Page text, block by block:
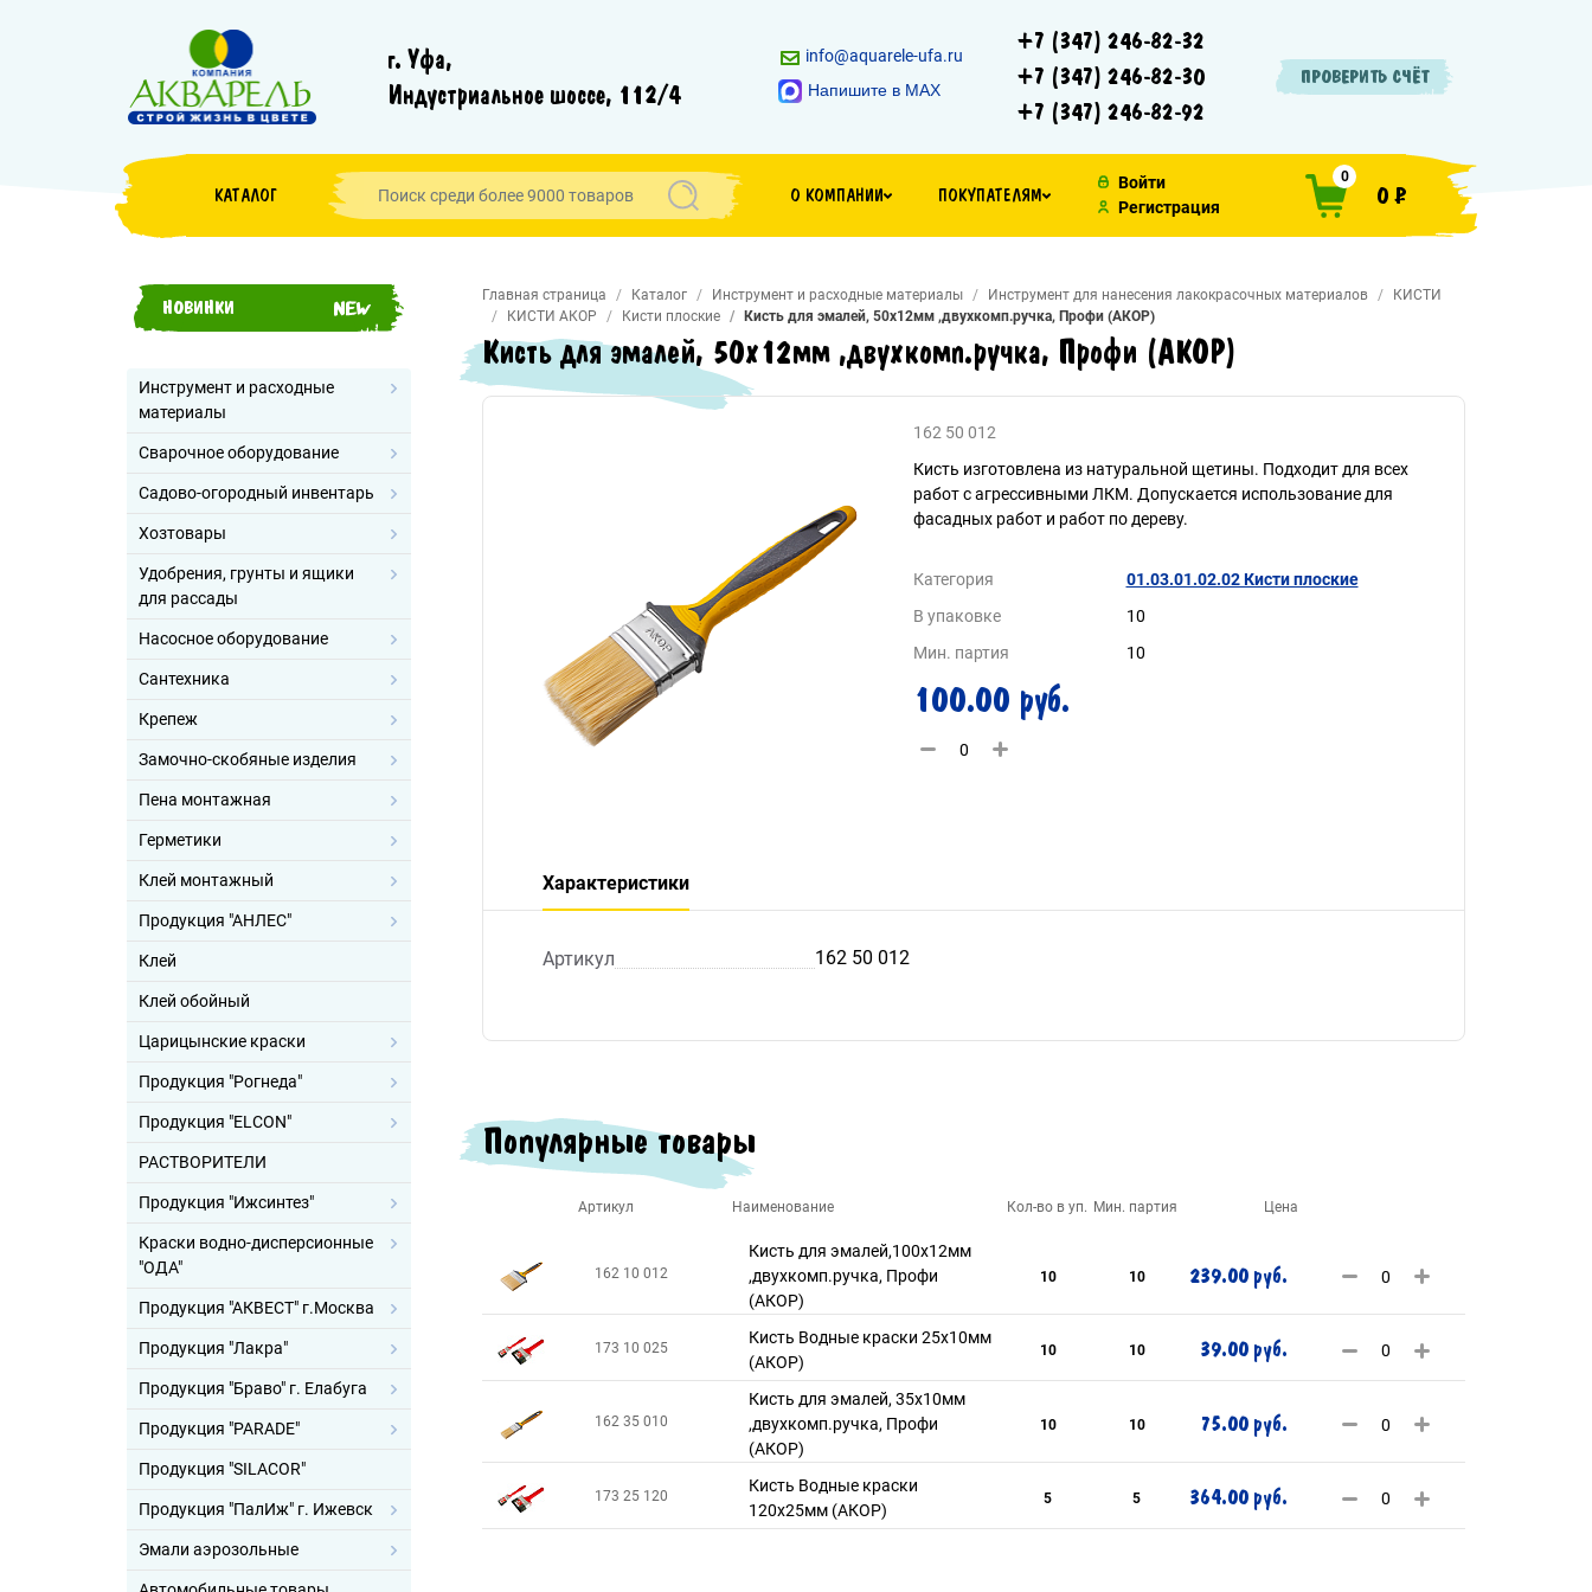
г. Уфа,
Индустриальное шоссе, 112/4
info@aquarele-ufa.ru
Напишите в MAX
+7 (347) 246-82-32
+7 (347) 246-82-30
+7 (347) 246-82-92
ПРОВЕРИТЬ СЧЁТ
КАТАЛОГ О КОМПАНИИ ПОКУПАТЕЛЯМ
Войти
Регистрация
0
0 ₽
НОВИНКИ
Инструмент и расходные
материалы
Сварочное оборудование
Садово-огородный инвентарь
Хозтовары
Удобрения, грунты и ящики
для рассады
Насосное оборудование
Сантехника
Крепеж
Замочно-скобяные изделия
Пена монтажная
Герметики
Клей монтажный
Продукция "АНЛЕС"
Клей
Клей обойный
Царицынские краски
Продукция "Рогнеда"
Продукция "ELCON"
РАСТВОРИТЕЛИ
Продукция "Ижсинтез"
Краски водно-дисперсионные
"ОДА"
Продукция "АКВЕСТ" г.Москва
Продукция "Лакра"
Продукция "Браво" г. Елабуга
Продукция "PARADE"
Продукция "SILACOR"
Продукция "ПалИж" г. Ижевск
Эмали аэрозольные
Главная страница Каталог Инструмент и расходные материалы Инструмент для нанесения лакокрасочных материалов
КИСТИ
КИСТИ АКОР
Кисти плоские Кисть для эмалей, 50х12мм ,двухкомп.ручка, Профи (АКОР)
Кисть для эмалей, 50х12мм ,двухкомп.ручка, Профи (АКОР)
162 50 012
Кисть изготовлена из натуральной щетины. Подходит для всех
работ с агрессивными ЛКМ. Допускается использование для
фасадных работ и работ по дереву.
Категория
01.03.01.02.02 Кисти плоские
В упаковке
10
Мин. партия
10
100.00 руб.
Характеристики
Артикул 162 50 012
Популярные товары
Артикул Наименование Кол-во в уп. Мин. партия Цена
162 10 012
Кисть для эмалей,100х12мм
,двухкомп.ручка, Профи
(АКОР)
10 10 239.00 руб.
173 10 025
Кисть Водные краски 25х10мм
(АКОР)
10 10 39.00 руб.
162 35 010
Кисть для эмалей, 35х10мм
,двухкомп.ручка, Профи
(АКОР)
10 10 75.00 руб.
173 25 120
Кисть Водные краски
120х25мм (АКОР)
5 5 364.00 руб.